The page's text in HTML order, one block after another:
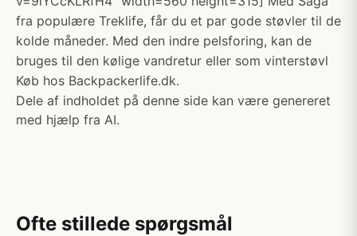
fra populære Treklife, får du et par gode støvler til de
kolde måneder. Med den indre pelsforing, kan de
bruges til den kølige vandretur eller som vinterstøvl
Køb hos Backpackerlife.dk.
Dele af indholdet på denne side kan være genereret
med hjælp fra AI.
Ofte stillede spørgsmål